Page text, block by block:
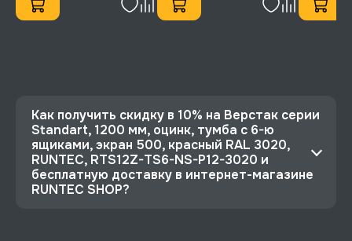
5005(7035)
Как получить скидку в 10% на Верстак серии
Standart, 1200 мм, оцинк, тумба с 6-ю
ящиками, экран 500, красный RAL 3020,
RUNTEC, RTS12Z-TS6-NS-P12-3020 и
бесплатную доставку в интернет-магазине
RUNTEC SHOP?